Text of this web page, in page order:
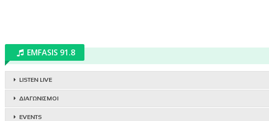
EMFASIS 91.8
LISTEN LIVE
ΔΙΑΓΩΝΙΣΜΟΙ
EVENTS